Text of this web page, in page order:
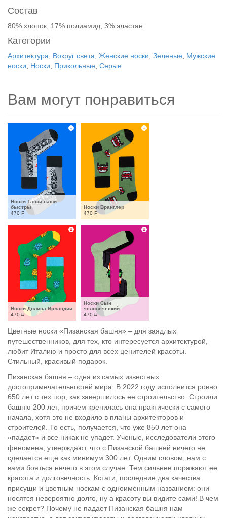
Состав
80% хлопок, 17% полиамид, 3% эластан
Категории
Архитектура Вокруг света Женские носки Зеленые
Мужские
носки
Носки Прикольные Серые
Вам могут понравиться
Носки Танки наши
быстры
470 Р
Носки Вранглер
470 Р
Носки Долина Ирландии
470 Р
Носки Сын
человеческий
470 Р
Цветные носки «Пизанская башня» – для заядлых
путешественников, для тех, кто интересуется архитектурой,
любит Италию и просто для всех ценителей красоты.
Стильный, красивый подарок.
Пизанская башня – одна из самых известных
достопримечательностей мира. В 2022 году исполнится ровно
650 лет с тех пор, как завершилось ее строительство. Строили
башню 200 лет, причем кренилась она практически с самого
начала, хотя это не входило в планы архитекторов и
строителей. То есть, получается, что уже 850 лет она
«падает» и все никак не упадет. Ученые, исследователи этого
феномена, утверждают, что с Пизанской башней ничего не
сделается еще как минимум 300 лет. Одним словом, нам с
вами бояться нечего в этом случае. Тем сильнее поражают ее
красота и долговечность. Кстати, последние два качества
присущи и цветным носкам с одноименным названием: они
носятся невероятно долго, ну а красоту вы видите сами! В чем
же секрет? Почему не падает Пизанская башня нам